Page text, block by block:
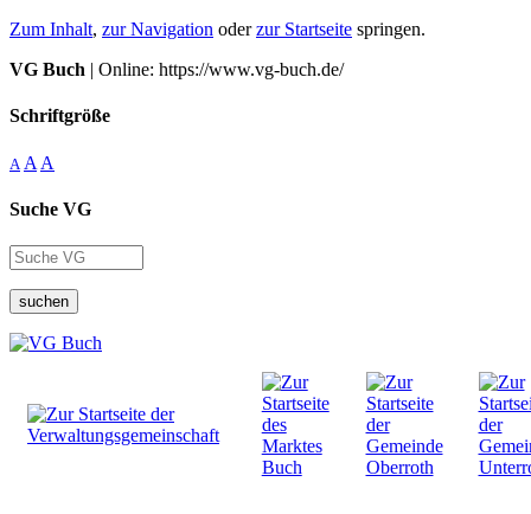
Zum Inhalt, zur Navigation oderzur Startseite springen.
VG Buch | Online: https://www.vg-buch.de/
Schriftgröße
A A A
Suche VG
suchen